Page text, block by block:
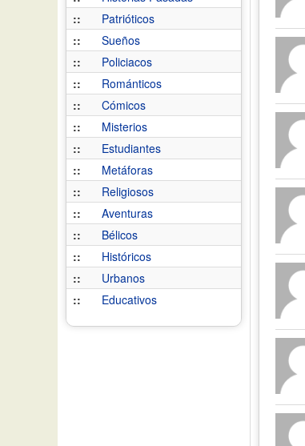
::
Patrióticos
::
Sueños
::
Policiacos
::
Románticos
::
Cómicos
::
Misterios
::
Estudiantes
::
Metáforas
::
Religiosos
::
Aventuras
::
Bélicos
::
Históricos
::
Urbanos
::
Educativos